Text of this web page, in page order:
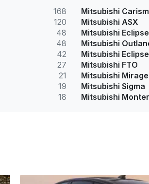
168
120
48
48
42
27
21
19
18
Mitsubishi
Mitsubishi ASX
Mitsubishi Eclipse
Mitsubishi
Mitsubishi
Mitsubishi FTO
Mitsubishi Mirage
Mitsubishi Sigma
Mitsubishi